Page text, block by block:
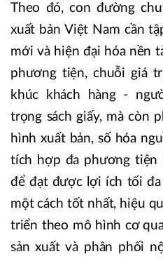
Theo đó, con đường
xuất bản Việt Nam cần
mới và hiện đại hóa nền
phương tiện, chuỗi giá
khúc khách hàng -
trọng sách giấy, mà còn
hình xuất bản, số hóa
tích hợp đa phương tiện
để đạt được lợi ích tối
một cách tốt nhất, hiệu
triển theo mô hình cơ
sản xuất và phân phối